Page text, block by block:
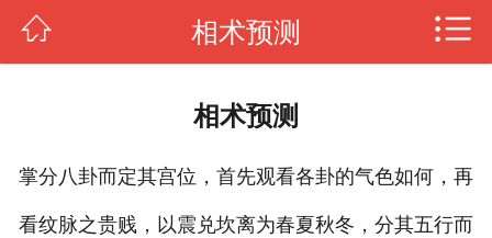
相术预测
相术预测
掌分八卦而定其宫位，首先观看各卦的气色如何，再
看纹脉之贵贱，以震兑坎离为春夏秋冬，分其五行而